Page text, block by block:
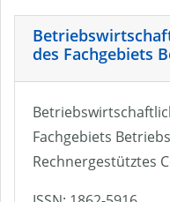
des Fachgebiets
Fachgebiets
Rechnergestütztes